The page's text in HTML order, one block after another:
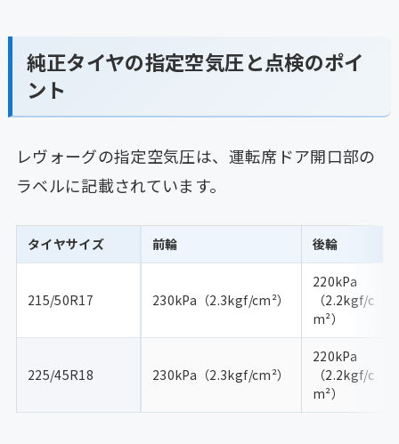
純正タイヤの指定空気圧と点検のポイ
ント
レヴォーグの指定空気圧は、運転席ドア開口部の
ラベルに記載されています。
タイヤサイズ 前輪 後輪
215/50R17 230kPa（2.3kgf/cm²）
220kPa
（2.2kgf/c
m²）
225/45R18 230kPa（2.3kgf/cm²）
220kPa
（2.2kgf/c
m²）